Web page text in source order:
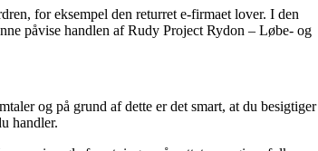
for eksempel den returret e-firmaet lover. I den
påvise handlen af Rudy Project Rydon – Løbe- og
og på grund af dette er det smart, at du besigtiger
handler.